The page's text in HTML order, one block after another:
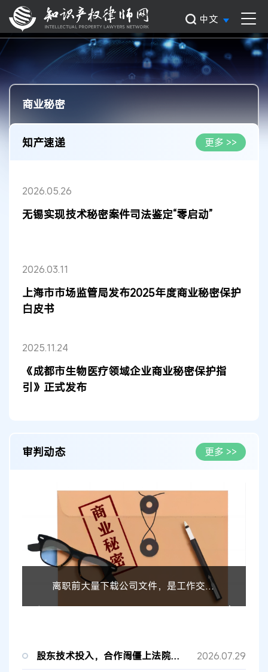
中文
商业秘密
知产速递 更多 >>
2026.05.26
无锡实现技术秘密案件司法鉴定“零启动”
2026.03.11
上海市市场监管局发布2025年度商业秘密保护
白皮书
2025.11.24
《成都市生物医疗领域企业商业秘密保护指
引》正式发布
审判动态 更多 >>
离职前大量下载公司文件，是工作交接还是侵犯商业秘密？
股东技术投入，合作闹僵上法院，法院这样判！ 2026.07.29